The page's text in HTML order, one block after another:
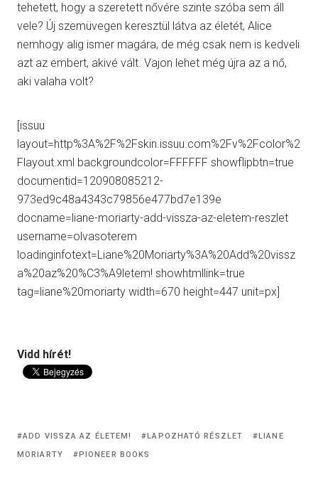
tehetett, hogy a szeretett nővére szinte szóba sem áll
vele? Új szemüvegen keresztül látva az életét, Alice
nemhogy alig ismer magára, de még csak nem is kedveli
azt az embert, akivé vált. Vajon lehet még újra az a nő,
aki valaha volt?
[issuu
layout=http%3A%2F%2Fskin.issuu.com%2Fv%2Fcolor%2
Flayout.xml backgroundcolor=FFFFFF showflipbtn=true
documentid=120908085212-
973ed9c48a4343c79856e477bd7e139e
docname=liane-moriarty-add-vissza-az-eletem-reszlet
username=olvasoterem
loadinginfotext=Liane%20Moriarty%3A%20Add%20vissz
a%20az%20%C3%A9letem! showhtmllink=true
tag=liane%20moriarty width=670 height=447 unit=px]
Vidd hírét!
ADD VISSZA AZ ÉLETEM! LAPOZHATÓ RÉSZLET
LIANE
MORIARTY
PIONEER BOOKS